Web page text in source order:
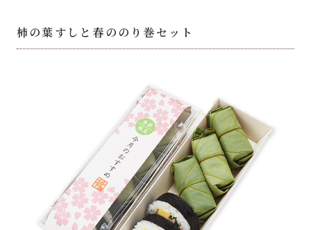
柿の葉すしと春ののり巻セット